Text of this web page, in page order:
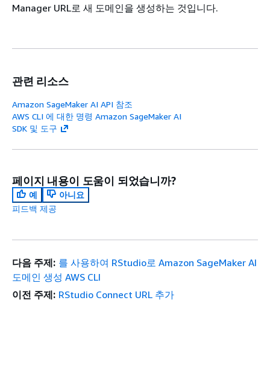
Manager URL로 새 도메인을 생성하는 것입니다.
관련 리소스
Amazon SageMaker AI API 참조
AWS CLI 에 대한 명령 Amazon SageMaker AI
SDK 및 도구
페이지 내용이 도움이 되었습니까?
예
아니요
피드백 제공
다음 주제: 를 사용하여 RStudio로 Amazon SageMaker AI
도메인 생성 AWS CLI
이전 주제: RStudio Connect URL 추가